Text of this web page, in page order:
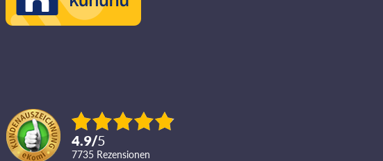
4.9/5
7735 Rezensionen